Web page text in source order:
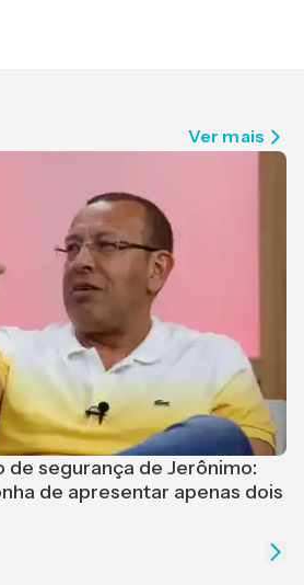
Ver mais
de segurança de Jerônimo:
de apresentar apenas dois